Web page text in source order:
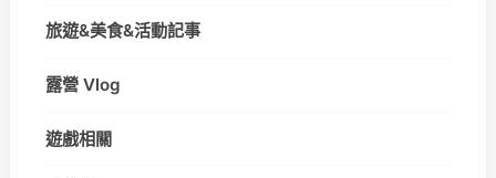
旅遊&美食&活動記事
露營 Vlog
遊戲相關